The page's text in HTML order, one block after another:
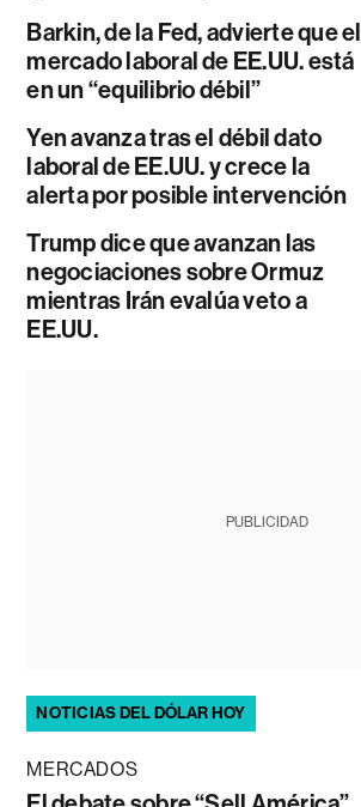
Barkin, de la Fed, advierte que el
mercado laboral de EE.UU. está
en un “equilibrio débil”
Yen avanza tras el débil dato
laboral de EE.UU. y crece la
alerta por posible intervención
Trump dice que avanzan las
negociaciones sobre Ormuz
mientras Irán evalúa veto a
EE.UU.
PUBLICIDAD
NOTICIAS DEL DÓLAR HOY
MERCADOS